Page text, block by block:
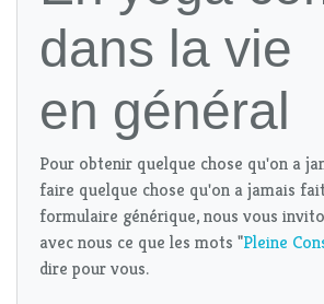
dans la vie
en général
Pour obtenir quelque chose qu'on a
faire quelque chose qu'on a jamais
formulaire générique, nous vous
avec nous ce que les mots "Pleine
dire pour vous.